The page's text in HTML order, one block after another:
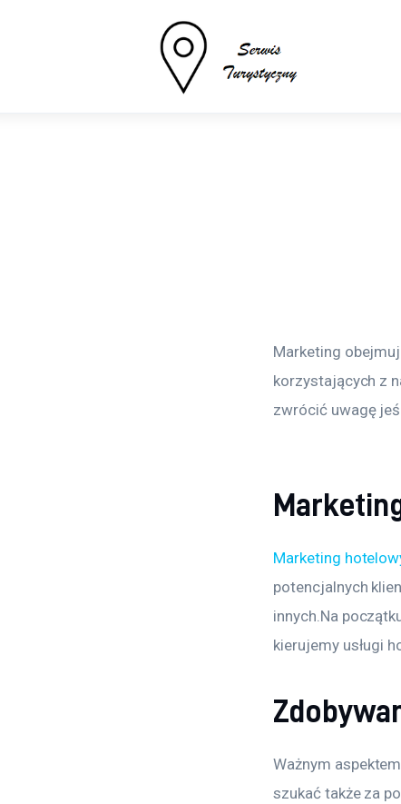
Marketing
korzystających z
zwrócić uwagę
Marketing
potencjalnych
innych.Na
kierujemy usługi
Ważnym
szukać także za